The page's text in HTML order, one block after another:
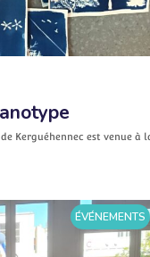
Kerguéhennec est venue à
ÉVÉNEMENTS